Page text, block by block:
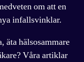
om att en
infallsvinklar.
äta hälsosammare
Våra artiklar